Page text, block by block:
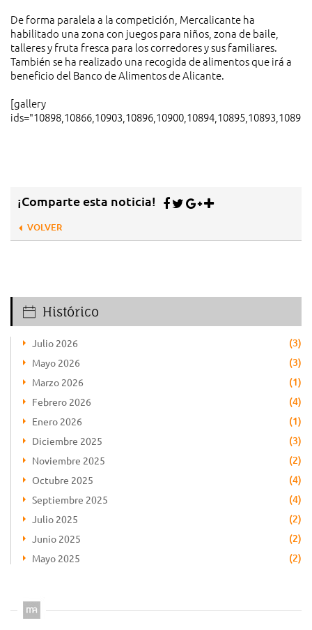
De forma paralela a la competición, Mercalicante ha
habilitado una zona con juegos para niños, zona de baile,
talleres y fruta fresca para los corredores y sus familiares.
También se ha realizado una recogida de alimentos que irá a
beneficio del Banco de Alimentos de Alicante.
[gallery
¡Comparte esta noticia!
VOLVER
Histórico
Julio 2026 (3)
Mayo 2026 (3)
Marzo 2026 (1)
Febrero 2026 (4)
Enero 2026 (1)
Diciembre 2025 (3)
Noviembre 2025 (2)
Octubre 2025 (4)
Septiembre 2025 (4)
Julio 2025 (2)
Junio 2025 (2)
Mayo 2025 (2)